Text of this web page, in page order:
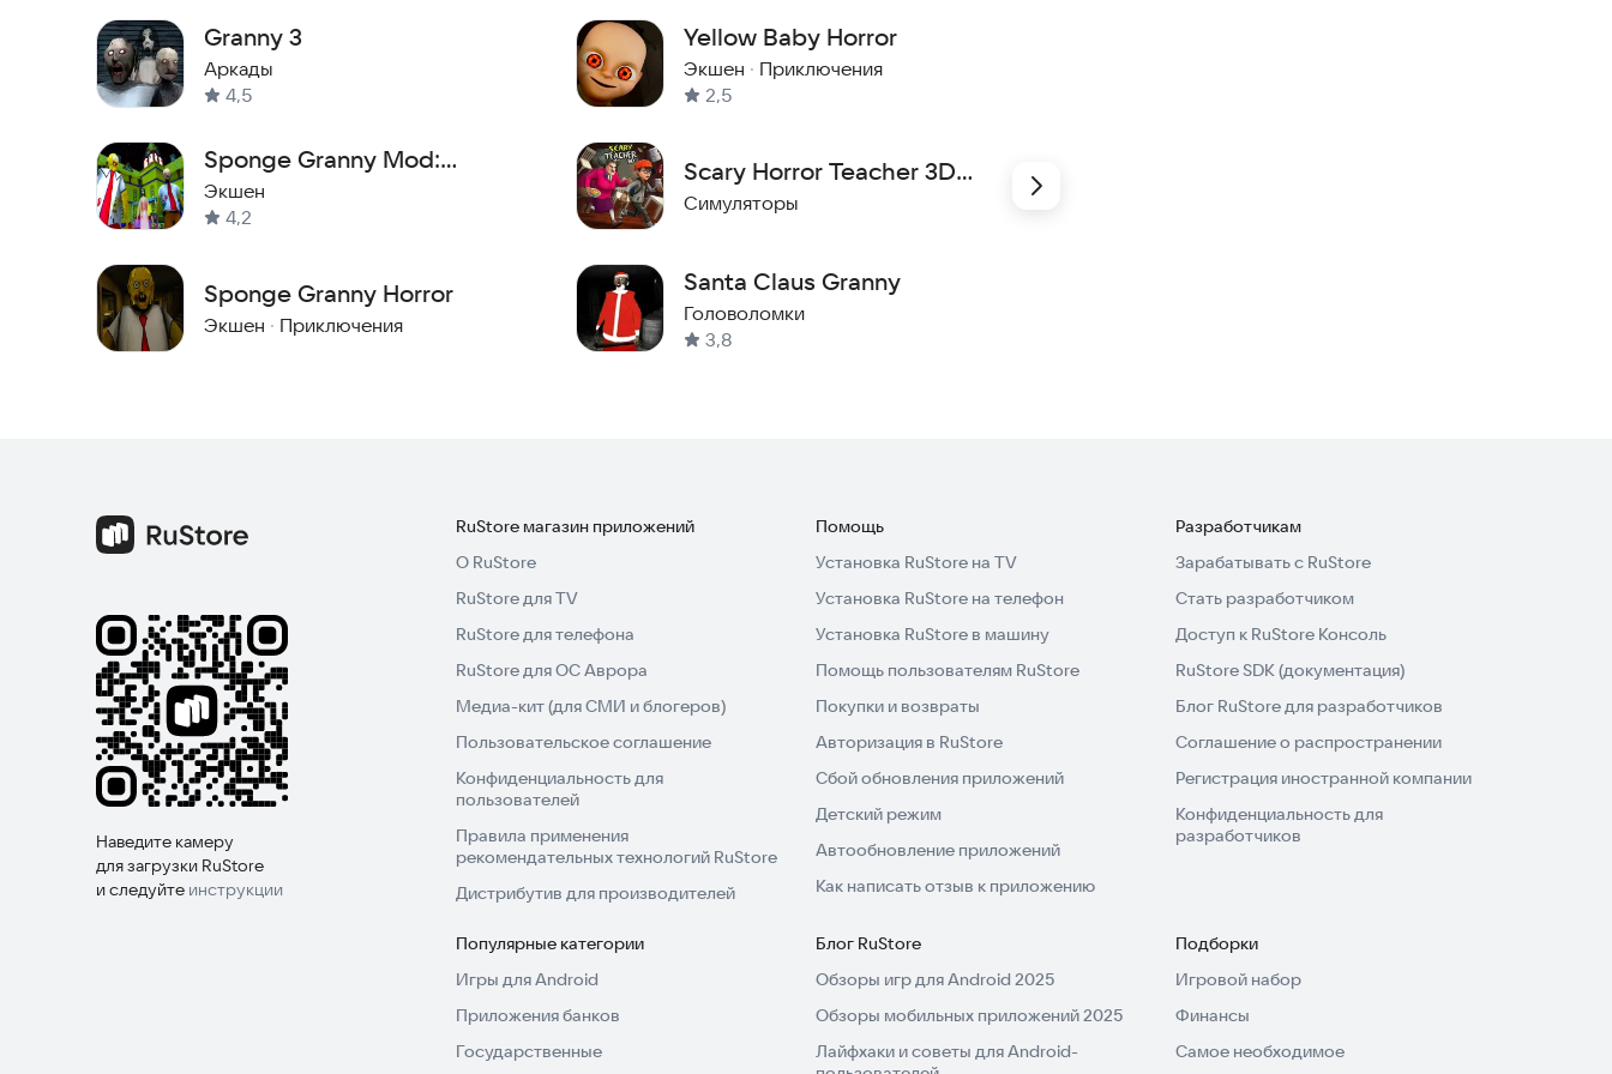
Granny 3
Аркады
4,5
Sponge Granny Mod:
Chapter 3
Экшен
4,2
Sponge Granny Horror
Экшен · Приключения
Yellow Baby Horror
Экшен · Приключения
2,5
Scary Horror Teacher 3D
Escape
Симуляторы
Santa Claus Granny
Головоломки
3,8
Наведите камеру
для загрузки RuStore
и следуйте инструкции
RuStore магазин приложений
О RuStore
RuStore для TV
RuStore для телефона
RuStore для ОС Аврора
Медиа-кит (для СМИ и блогеров)
Пользовательское соглашение
Конфиденциальность для
пользователей
Правила применения
рекомендательных технологий RuStore
Дистрибутив для производителей
Помощь
Установка RuStore на TV
Установка RuStore на телефон
Установка RuStore в машину
Помощь пользователям RuStore
Покупки и возвраты
Авторизация в RuStore
Сбой обновления приложений
Детский режим
Автообновление приложений
Как написать отзыв к приложению
Разработчикам
Зарабатывать с RuStore
Стать разработчиком
Доступ к RuStore Консоль
RuStore SDK (документация)
Блог RuStore для разработчиков
Соглашение о распространении
Регистрация иностранной компании
Конфиденциальность для
разработчиков
Популярные категории
Игры для Android
Приложения банков
Государственные
Блог RuStore
Обзоры игр для Android 2025
Обзоры мобильных приложений 2025
Лайфхаки и советы для Android-
Подборки
Игровой набор
Финансы
Самое необходимое